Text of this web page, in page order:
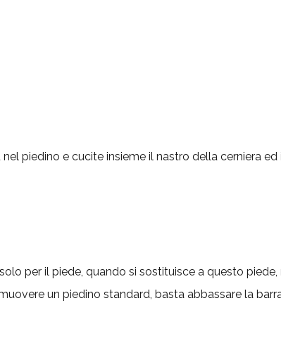
piedino e cucite insieme il nastro della cerniera ed
per il piede, quando si sostituisce a questo
un piedino standard, basta abbassare la